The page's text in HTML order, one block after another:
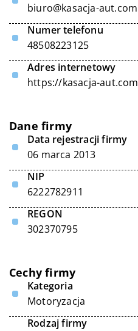
biuro@kasacja-aut.com
Numer telefonu
48508223125
Adres internetowy
https://kasacja-aut.com
Dane firmy
Data rejestracji firmy
06 marca 2013
NIP
6222782911
REGON
302370795
Cechy firmy
Kategoria
Motoryzacja
Rodzaj firmy